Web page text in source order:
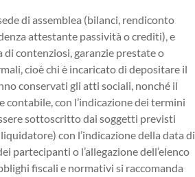
di assemblea (bilanci, rendiconto
attestante passività o crediti), e
di contenziosi, garanzie prestate o
cioè chi è incaricato di depositare il
conservati gli atti sociali, nonché il
con l’indicazione dei termini
sottoscritto dai soggetti previsti
con l’indicazione della data di
partecipanti o l’allegazione dell’elenco
fiscali e normativi si raccomanda